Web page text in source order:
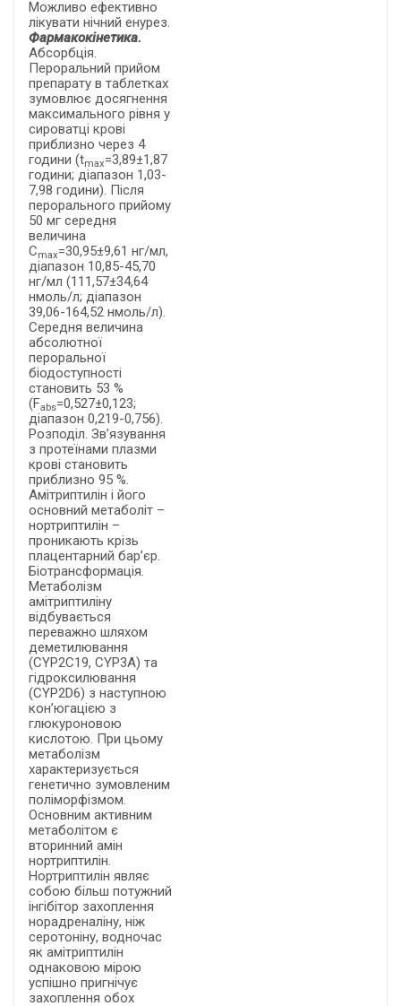
Можливо ефективно
лікувати нічний енурез.
Фармакокінетика.
Абсорбція.
Пероральний прийом
препарату в таблетках
зумовлює досягнення
максимального рівня у
сироватці крові
приблизно через 4
години (tmax=3,89±1,87
години; діапазон 1,03-
7,98 години). Після
перорального прийому
50 мг середня
величина
Cmax=30,95±9,61 нг/мл,
діапазон 10,85-45,70
нг/мл (111,57±34,64
нмоль/л; діапазон
39,06-164,52 нмоль/л).
Середня величина
абсолютної
пероральної
біодоступності
становить 53 %
(Fabs=0,527±0,123;
діапазон 0,219-0,756).
Розподіл. Зв’язування
з протеїнами плазми
крові становить
приблизно 95 %.
Амітриптилін і його
основний метаболіт –
нортриптилін –
проникають крізь
плацентарний бар’єр.
Біотрансформація.
Метаболізм
амітриптиліну
відбувається
переважно шляхом
деметилювання
(CYP2C19, CYP3A) та
гідроксилювання
(CYP2D6) з наступною
кон’югацією з
глюкуроновою
кислотою. При цьому
метаболізм
характеризується
генетично зумовленим
поліморфізмом.
Основним активним
метаболітом є
вторинний амін
нортриптилін.
Нортриптилін являє
собою більш потужний
інгібітор захоплення
норадреналіну, ніж
серотоніну, водночас
як амітриптилін
однаковою мірою
успішно пригнічує
захоплення обох